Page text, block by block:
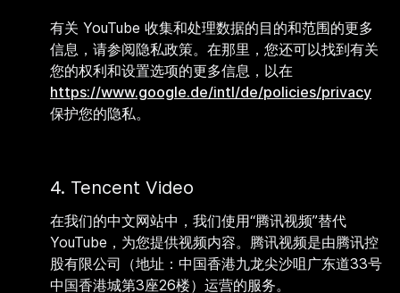
有关 YouTube 收集和处理数据的目的和范围的更多
信息，请参阅隐私政策。在那里，您还可以找到有关
您的权利和设置选项的更多信息，以在
https://www.google.de/intl/de/policies/privacy
保护您的隐私。
4. Tencent Video
在我们的中文网站中，我们使用“腾讯视频”替代
YouTube ，为您提供视频内容。腾讯视频是由腾讯控
股有限公司（地址：中国香港九龙尖沙咀广东道33号
中国香港城第3座26楼）运营的服务。